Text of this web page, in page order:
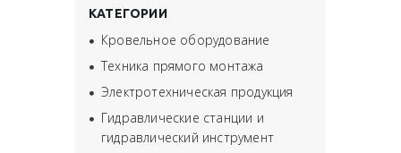
КАТЕГОРИИ
Кровельное оборудование
Техника прямого монтажа
Электротехническая продукция
Гидравлические станции и
гидравлический инструмент